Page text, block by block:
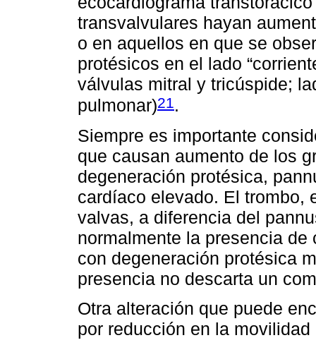
transvalvulares hayan
o en aquellos en que se
protésicos en el lado
válvulas mitral y tricúspide;
pulmonar)21.
Siempre es importante
que causan aumento de los
degeneración protésica,
cardíaco elevado. El trombo,
valvas, a diferencia del
normalmente la presencia
con degeneración protésica
presencia no descarta un
Otra alteración que puede
por reducción en la